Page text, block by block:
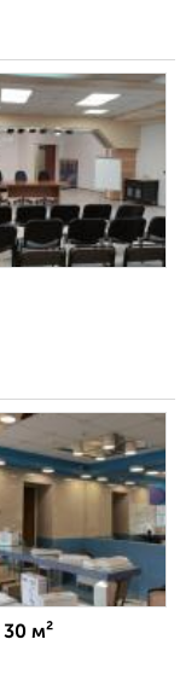
м²